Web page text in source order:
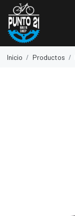
Inicio Productos